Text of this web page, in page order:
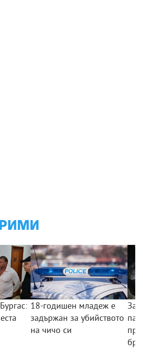
18-годишен младеж е
задържан за убийството
на чичо си